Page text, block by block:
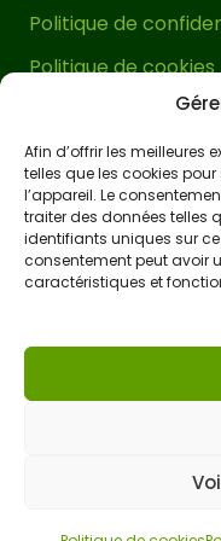
Afin d’offrir les meilleures
telles que les cookies
l’appareil. Le
traiter des données telles
identifiants uniques sur ce
consentement peut avoir
caractéristiques et
métalliques
appropriées
sur laquelle
Cette pergola
sa visserie
manuel de
comprendre.
environ une
et créer un
avec cette
Politique de
Politique de cookies
Conditions
Accessibilité